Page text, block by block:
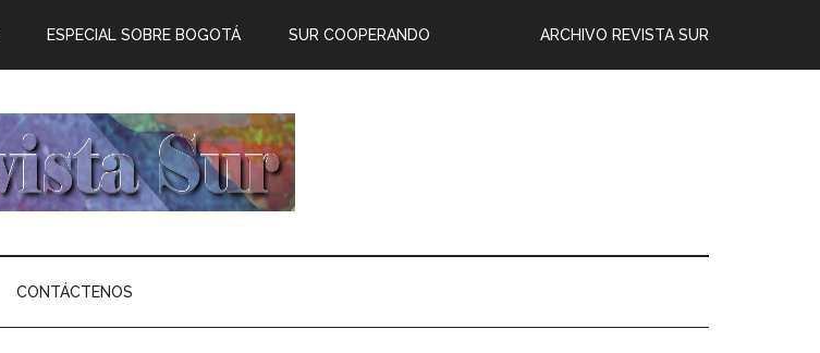
ARCHIVO REVISTA SUR
ESPECIAL SOBRE BOGOTÁ SUR COOPERANDO
CONTÁCTENOS